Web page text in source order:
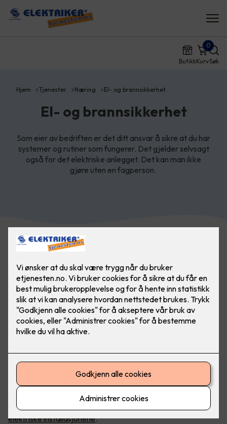
ButikkKurv
0
Søk
Hjem Tjenester Næring El- og brannsikkerhet
El- og brannsikkerhet
Som eier av bedriften er det ditt ansvar å sikre at du har
systemer og rutiner som fungerer. Det gjelder selvsagt
også for det elektriske anlegget. Det kan man ikke
gjøre uten en fagperson.
Internkontroll er et av de viktigste verktøyene du har for å
kvalitetssikre at regelverket etterleves –også til de
elektriske installasjonene.